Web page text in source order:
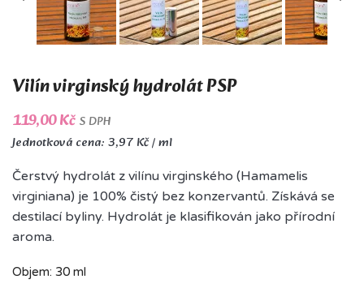
Vilín virginský hydrolát PSP
119,00 Kč S DPH
Jednotková cena: 3,97 Kč / ml
Čerstvý hydrolát z vilínu virginského (Hamamelis
virginiana) je 100% čistý bez konzervantů. Získává se
destilací byliny. Hydrolát je klasifikován jako přírodní
aroma.
Objem: 30 ml